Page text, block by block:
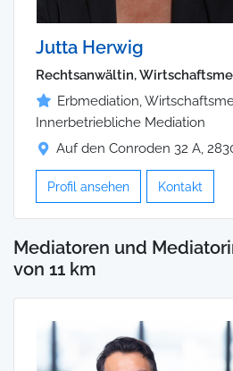
Jutta Herwig
Rechtsanwältin,
Erbmediation,
Innerbetriebliche Mediation
Auf den Conroden 32 A,
Profil ansehen Kontakt
Mediatoren und
von 11 km